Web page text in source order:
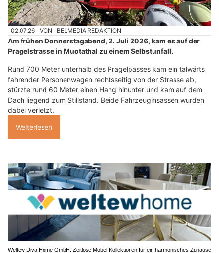
02.07.26 VON BELMEDIA REDAKTION
Am frühen Donnerstagabend, 2. Juli 2026, kam es auf der
Pragelstrasse in Muotathal zu einem Selbstunfall.
Rund 700 Meter unterhalb des Pragelpasses kam ein talwärts
fahrender Personenwagen rechtsseitig von der Strasse ab,
stürzte rund 60 Meter einen Hang hinunter und kam auf dem
Dach liegend zum Stillstand. Beide Fahrzeuginsassen wurden
dabei verletzt.
Weiterlesen
Weltew Diva Home GmbH: Zeitlose Möbel-Kollektionen für ein harmonisches Zuhause